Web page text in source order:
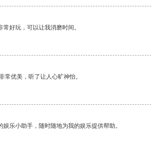
好玩，可以让我消磨时间。
常优美，听了让人心旷神怡。
娱乐小助手，随时随地为我的娱乐提供帮助。